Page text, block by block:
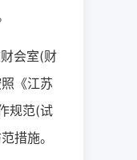
会室(财
《江苏
规范(试
措施。